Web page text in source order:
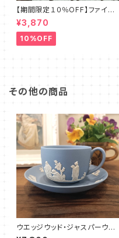
【期間限定１０％OFF】ファイア
ーキング・フラワー・カップ＆ソー
サー（FKFW0001）
¥3,870
10%OFF
その他の商品
ウエッジウッド・ジャスパーウエ
ア・カップ＆ソーサー（WWJP00